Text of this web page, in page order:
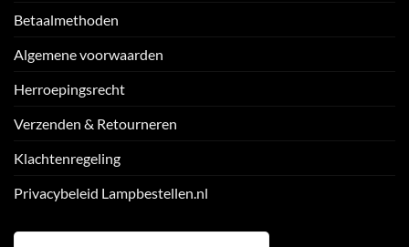
Betaalmethoden
Algemene voorwaarden
Herroepingsrecht
Verzenden & Retourneren
Klachtenregeling
Privacybeleid Lampbestellen.nl